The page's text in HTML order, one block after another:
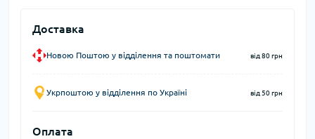
Доставка
Новою Поштою у відділення та поштомати від 80 грн
Укрпоштою у відділення по Україні від 50 грн
Оплата